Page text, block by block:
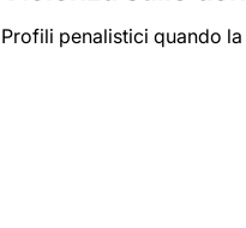
Profili penalistici quando